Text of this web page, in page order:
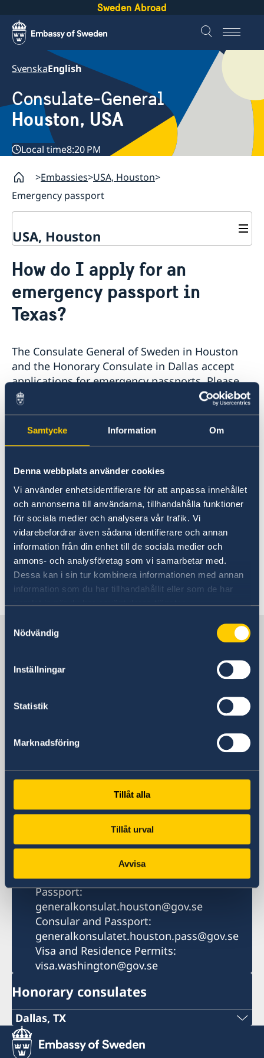
Samtycke Information Om
Denna webbplats använder cookies
Vi använder enhetsidentifierare för att anpassa innehållet
och annonserna till användarna, tillhandahålla funktioner
för sociala medier och analysera vår trafik. Vi
vidarebefordrar även sådana identifierare och annan
information från din enhet till de sociala medier och
annons- och analysföretag som vi samarbetar med.
Dessa kan i sin tur kombinera informationen med annan
information som du har tillhandahållit eller som de har
samlat in när du har använt deras tjänster.
Nödvändig
Inställningar
Statistik
Marknadsföring
Tillåt alla
Tillåt urval
Avvisa
Sweden Abroad
SvenskaEnglish
Consulate-General
Houston, USA
Local time8:20 PM
Embassies USA, Houston
Emergency passport
USA, Houston
About us
Job openings
Data Protection Policy (GDPR)
Current
Vote in Texas
Calendar
Promoting Sweden in Texas
How do I apply for an
emergency passport in
Texas?
The Consulate General of Sweden in Houston
and the Honorary Consulate in Dallas accept
applications for emergency passports. Please
note that the Consulates only accept
applications by appointment. Appointments
are made via email:
Dallas:dallas@consulateofsweden.org
Information about approved certifiers of ID
according to the Swedish Police
Last updated 01 May 2026, 12.07 PM
Sweden in USA, Houston
Consulate General
Visiting address
3040 Post Oak Blvd.
confirmed date and time.
3040 Post Oak Blvd.
Houston, TX 77056
+1 (832)614-1680
General Information & Emergency
Passport:
generalkonsulat.houston@gov.se
Consular and Passport:
generalkonsulatet.houston.pass@gov.se
Visa and Residence Permits:
visa.washington@gov.se
Honorary consulates
Dallas, TX
Phone: